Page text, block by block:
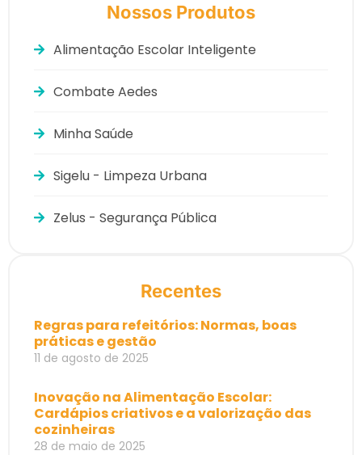
Nossos Produtos
Alimentação Escolar Inteligente
Combate Aedes
Minha Saúde
Sigelu - Limpeza Urbana
Zelus - Segurança Pública
Recentes
Regras para refeitórios: Normas, boas
práticas e gestão
11 de agosto de 2025
Inovação na Alimentação Escolar:
Cardápios criativos e a valorização das
cozinheiras
28 de maio de 2025